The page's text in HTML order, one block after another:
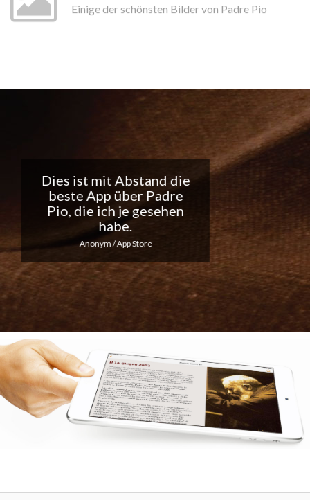
Einige der schönsten Bilder von Padre Pio
Tolle App, ich liebe die
täglichen
Benachrichtigungen...
Macht weiter so!